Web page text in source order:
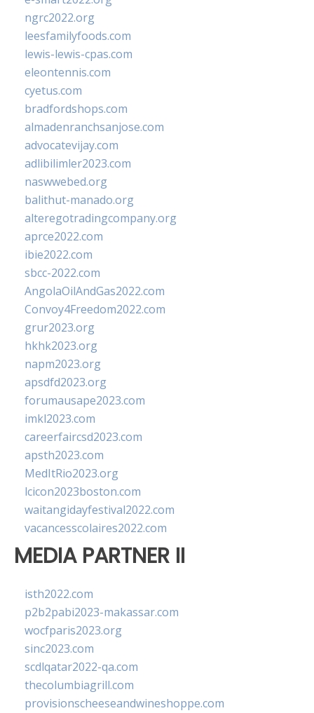
ngrc2022.org
leesfamilyfoods.com
lewis-lewis-cpas.com
eleontennis.com
cyetus.com
bradfordshops.com
almadenranchsanjose.com
advocatevijay.com
adlibilimler2023.com
naswwebed.org
balithut-manado.org
alteregotradingcompany.org
aprce2022.com
ibie2022.com
sbcc-2022.com
AngolaOilAndGas2022.com
Convoy4Freedom2022.com
grur2023.org
hkhk2023.org
napm2023.org
apsdfd2023.org
forumausape2023.com
imkl2023.com
careerfaircsd2023.com
apsth2023.com
MedItRio2023.org
lcicon2023boston.com
waitangidayfestival2022.com
vacancesscolaires2022.com
MEDIA PARTNER II
isth2022.com
p2b2pabi2023-makassar.com
wocfparis2023.org
sinc2023.com
scdlqatar2022-qa.com
thecolumbiagrill.com
provisionscheeseandwineshoppe.com